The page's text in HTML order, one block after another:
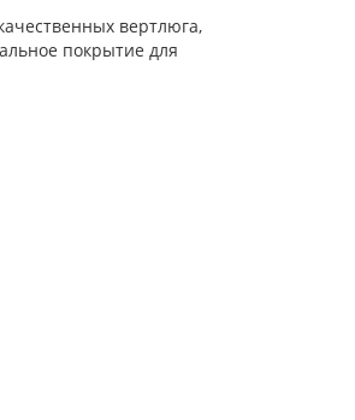
вертлюга,
покрытие для